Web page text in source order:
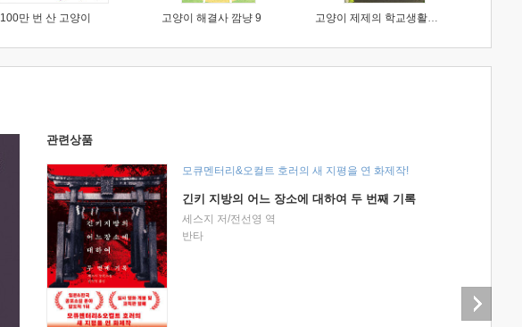
100만 번 산 고양이 고양이 해결사 깜냥 9 고양이 제제의 학교생활 1 : 초등학생이 이렇게 힘들 줄이야
관련상품
모큐멘터리&오컬트 호러의 새 지평을 연 화제작!
긴키 지방의 어느 장소에 대하여 두 번째 기록
세스지 저/전선영 역
반타